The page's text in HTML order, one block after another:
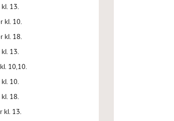
13.
kl. 10.
kl. 18.
13.
10,10.
10.
18.
kl. 13.